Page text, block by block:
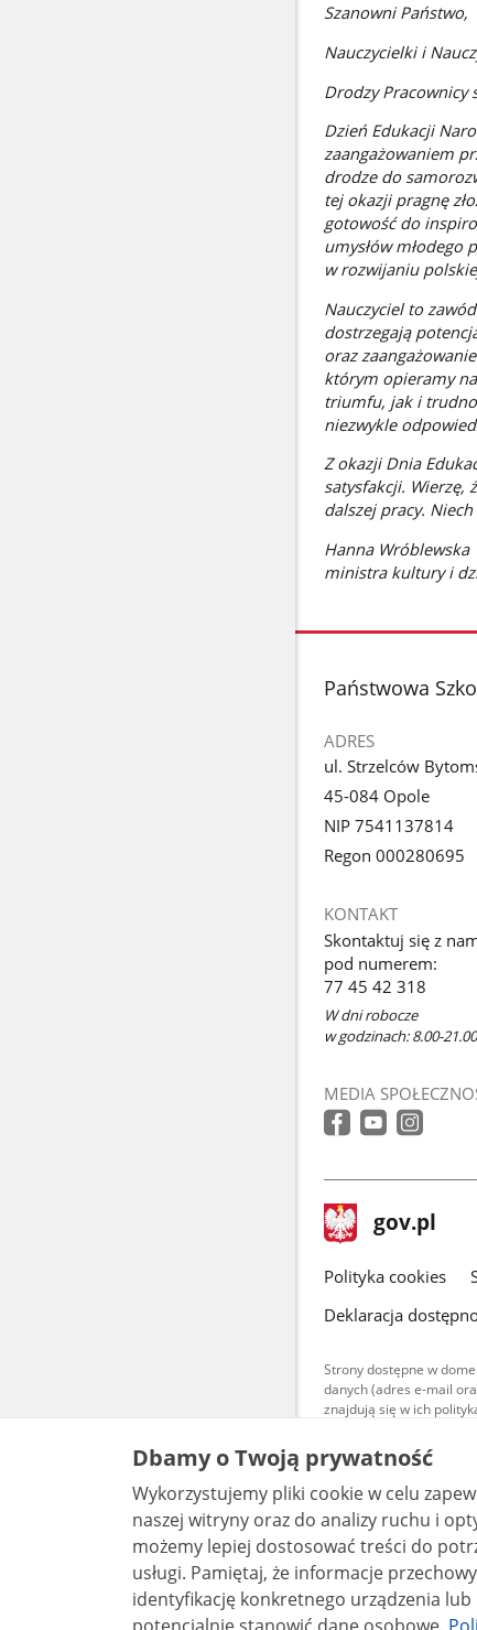
Szanowni Państwo,
Nauczycielki i
Drodzy Pracownicy
Dzień Edukacji
zaangażowaniem
drodze do
tej okazji pragnę
gotowość do
umysłów młodego
w rozwijaniu
Nauczyciel to
dostrzegają
oraz
którym opieramy
triumfu, jak i
niezwykle
Z okazji Dnia
satysfakcji. Wierzę,
dalszej pracy.
Hanna Wróblewska
ministra kultury i
stopka
Państwowa
ADRES
ul. Strzelców
45-084 Opole
NIP 7541137814
Regon 000280695
KONTAKT
Skontaktuj się z
pod numerem:
77 45 42 318
W dni robocze
w godzinach: 8.00-21.00
MEDIA
stopka
gov.pl Strona
gov.pl
gov.pl
Polityka cookies
Deklaracja
Strony dostępne w
danych (adres e-mail
znajdują się w ich
Treści
są
bez
Dbamy o Twoją prywatność
Wykorzystujemy pliki cookie w celu
naszej witryny oraz do analizy ruchu i
możemy lepiej dostosować treści do
usługi. Pamiętaj, że informacje przechowywane w plikach cookie mogą pozwalać na
identyfikację konkretnego urządzenia